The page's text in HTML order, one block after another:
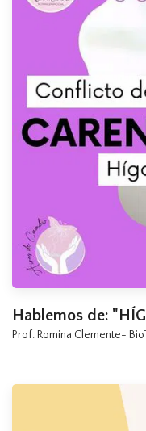
Hablemos de:
Prof. Romina Clemente-